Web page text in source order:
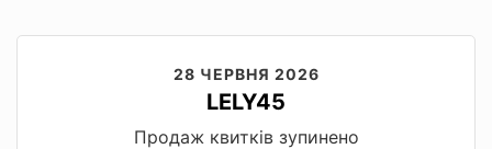
28 ЧЕРВНЯ 2026
LELY45
Продаж квитків зупинено